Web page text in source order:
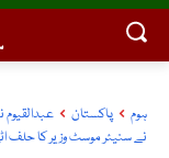
ہوم پاکستان
نے سنیئر موسٹ وزیر کا حلف